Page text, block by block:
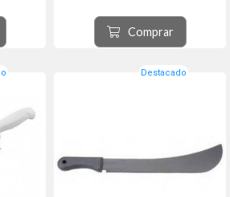
Madera y alpaca lisa, Madera y
alpaca decorada, Trenzado, Tejido
con Alpaca Lisa, Tejido ...
Comprar
Destacado